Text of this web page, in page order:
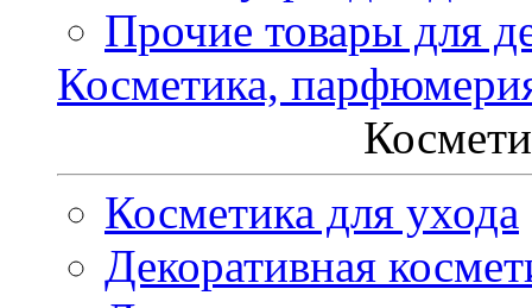
Прочие товары для
Косметика,
Косметика для ухода
Декоративная